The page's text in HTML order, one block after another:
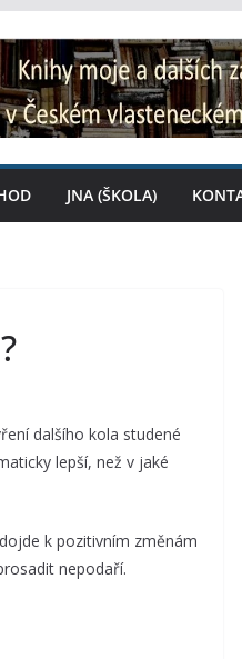
JNA (ŠKOLA)
dalšího kola studené
lepší, než v jaké
k pozitivním změnám
nepodaří.